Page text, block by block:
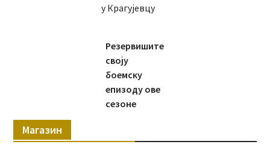
у Крагујевцу
Резервишите
своју
боемску
епизоду ове
сезоне
Магазин